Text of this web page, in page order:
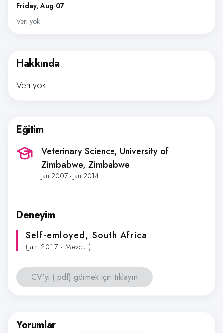
Friday, Aug 07
Veri yok
Hakkında
Veri yok
Eğitim
Veterinary Science, University of
Zimbabwe, Zimbabwe
Jan 2007 - Jan 2014
Deneyim
Self-emloyed, South Africa
(Jan 2017 - Mevcut)
CV'yi (.pdf) görmek için tıklayın
Yorumlar